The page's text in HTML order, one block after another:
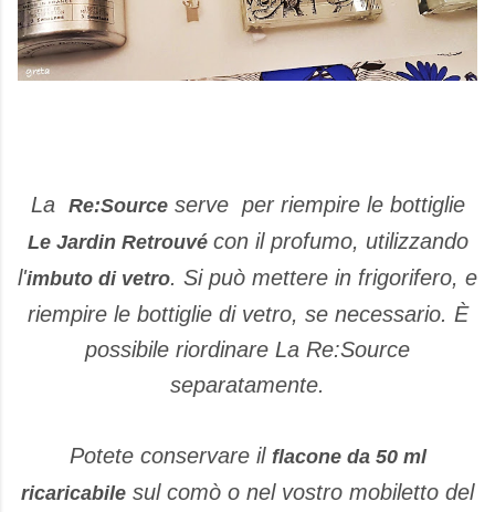
La Re:Sourceserve per riempire le bottiglie
Le Jardin Retrouvé con il profumo, utilizzando
l'imbuto di vetro. Si può mettere in frigorifero, e
riempire le bottiglie di vetro, se necessario. È
possibile riordinare La Re:Source
separatamente.
Potete conservare il flacone da 50 ml
ricaricabile sul comò o nel vostro mobiletto del